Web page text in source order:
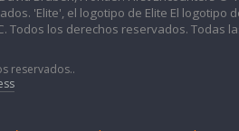
'Elite', el logotipo de Elite El logotipo
Todos los derechos reservados. Todas
reservados..